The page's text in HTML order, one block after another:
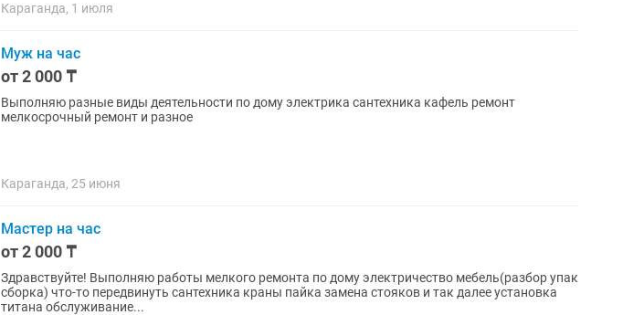
Караганда, 1 июля
Муж на час
от 2 000 ₸
Выполняю разные виды деятельности по дому электрика сантехника кафель ремонт
мелкосрочный ремонт и разное
Караганда, 25 июня
Мастер на час
от 2 000 ₸
Здравствуйте! Выполняю работы мелкого ремонта по дому электричество мебель(разбор упак
сборка) что-то передвинуть сантехника краны пайка замена стояков и так далее установка
титана обслуживание...